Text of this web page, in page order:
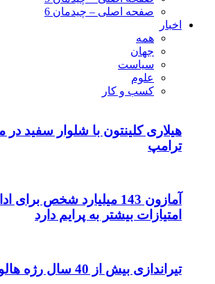
صفحه اصلی – چیدمان 6
اخبار
همه
جهان
سیاست
علوم
کسب و کار
هیلاری کلینتون با شلوار سفید
ترامپ
آمازون 143 میلیارد شخص برای
امتیازات بیشتر به پرایم دارد
تیراندازی بیش از 40 سال رژه هالووین نیویورک